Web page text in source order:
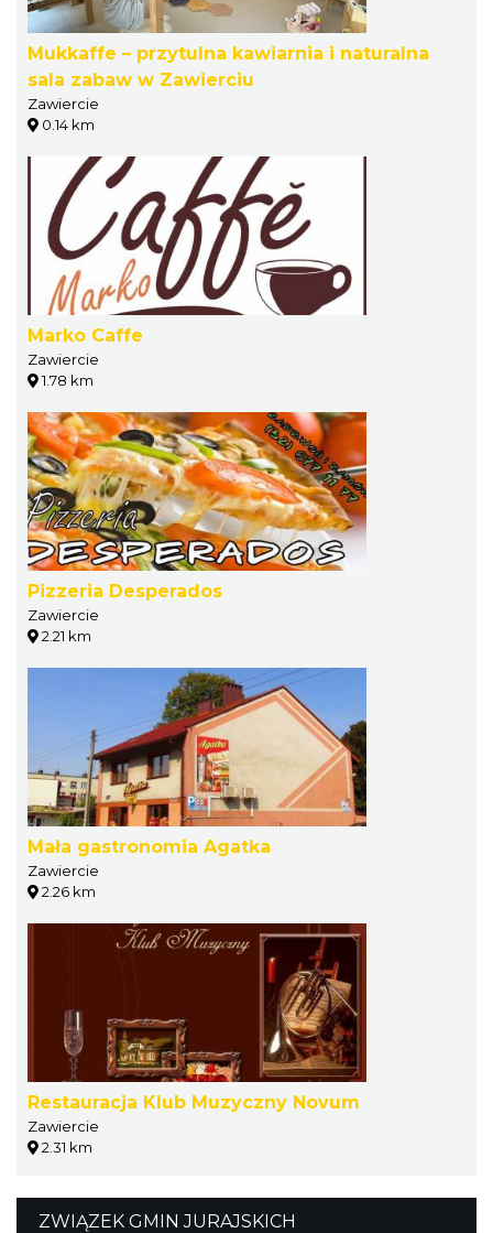
Mukkaffe – przytulna kawiarnia i naturalna
sala zabaw w Zawierciu
Zawiercie
0.14 km
Marko Caffe
Zawiercie
1.78 km
Pizzeria Desperados
Zawiercie
2.21 km
Mała gastronomia Agatka
Zawiercie
2.26 km
Restauracja Klub Muzyczny Novum
Zawiercie
2.31 km
ZWIĄZEK GMIN JURAJSKICH